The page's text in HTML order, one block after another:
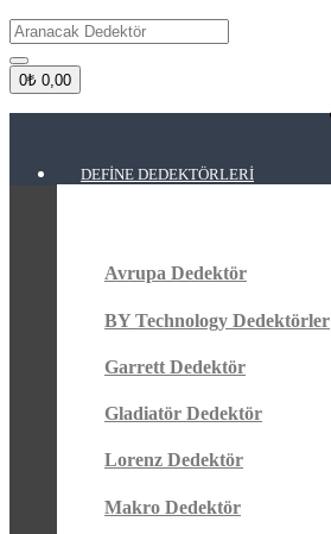
0 ₺ 0,00
DEFINE DEDEKTÖRLERI
Avrupa Dedektör
BY Technology Dedektörler
Garrett Dedektör
Gladiatör Dedektör
Lorenz Dedektör
Makro Dedektör